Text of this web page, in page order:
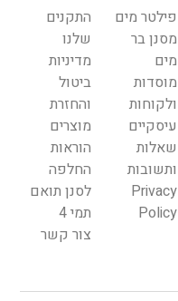
פילטר מים
מסנן בר
מים
מוסדות
ולקוחות
עיסקיים
שאלות
ותשובות
Privacy
Policy
התקנים
שלנו
מדיניות
ביטול
והחזרת
מוצרים
הוראות
החלפה
לסנן תואם
תמי 4
צור קשר